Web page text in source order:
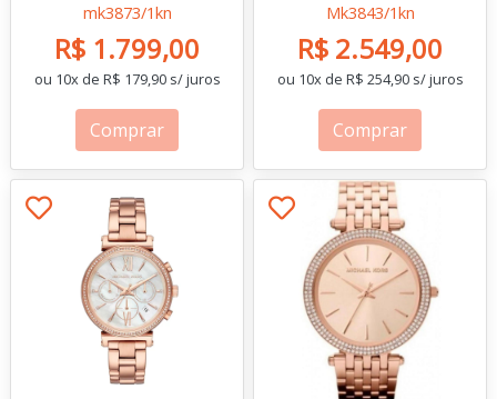
mk3873/1kn
R$ 1.799,00
ou 10x de R$ 179,90 s/ juros
Comprar
Mk3843/1kn
R$ 2.549,00
ou 10x de R$ 254,90 s/ juros
Comprar